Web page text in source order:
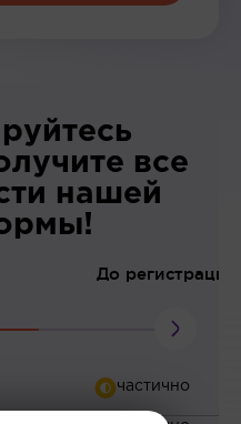
все
нашей
До регистрации